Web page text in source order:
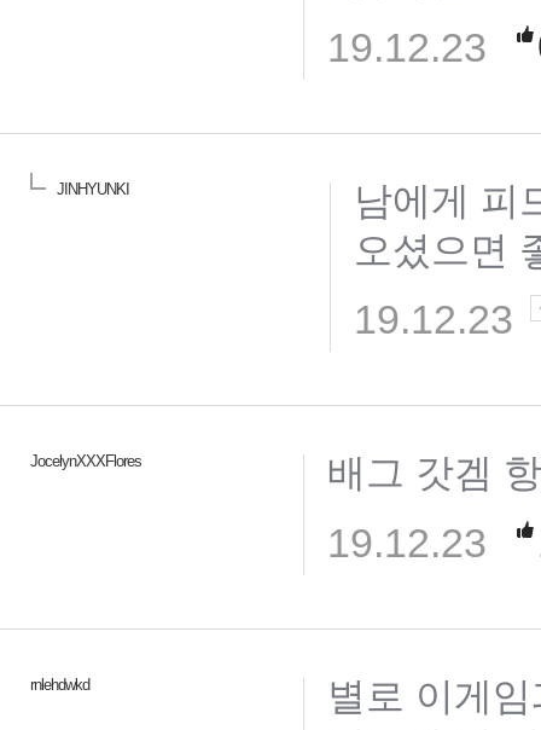
19.12.23
JINHYUNKI
남에게 피
오셨으면
19.12.23
JocelynXXXFlores 배그 갓겜
19.12.23
rnlehdwkd
별로 이게